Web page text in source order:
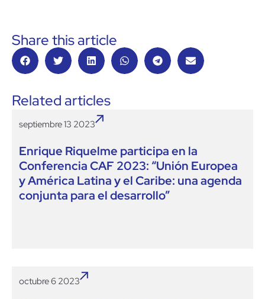
Share this article
Related articles
septiembre 13 2023
Enrique Riquelme participa en la
Conferencia CAF 2023: “Unión Europea
y América Latina y el Caribe: una agenda
conjunta para el desarrollo”
octubre 6 2023